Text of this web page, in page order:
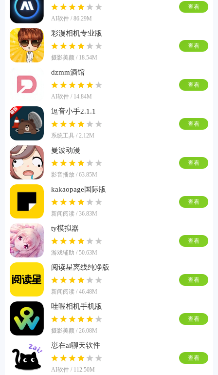
AI软件 / 86.29M
查看
彩漫相机专业版
摄影美颜 / 18.54M
查看
dzmm酒馆
AI软件 / 14.84M
查看
逗音小手2.1.1
系统工具 / 2.12M
查看
曼波动漫
影音播放 / 63.85M
查看
kakaopage国际版
新闻阅读 / 36.83M
查看
ty模拟器
游戏辅助 / 50.63M
查看
阅读星离线纯净版
新闻阅读 / 46.48M
查看
哇喔相机手机版
摄影美颜 / 26.08M
查看
崽在ai聊天软件
AI软件 / 112.50M
查看